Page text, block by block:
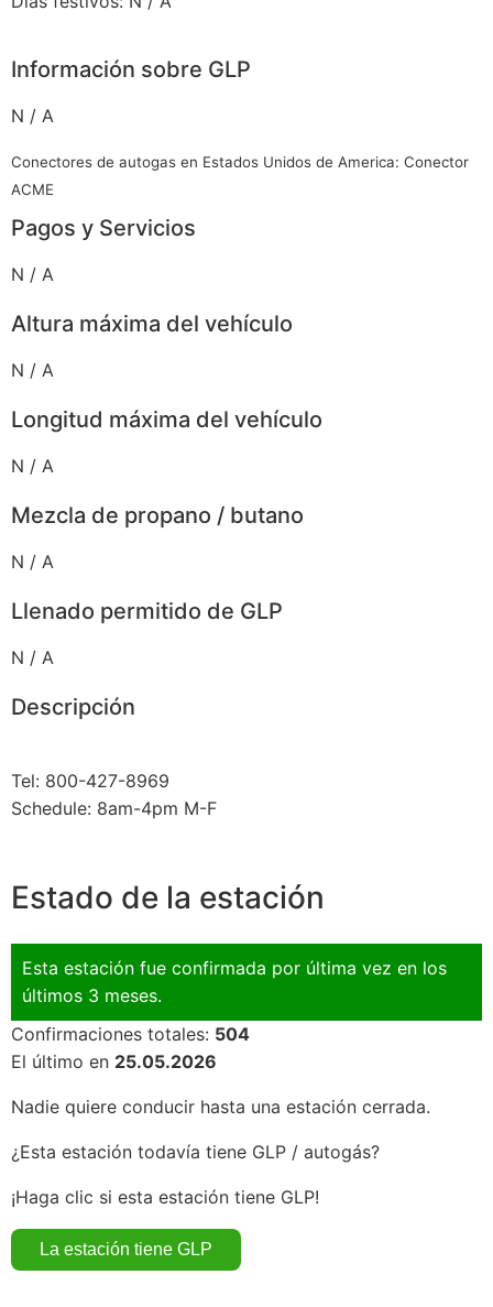
Información sobre GLP
N / A
Conectores de autogas en Estados Unidos de America: Conector
ACME
Pagos y Servicios
N / A
Altura máxima del vehículo
N / A
Longitud máxima del vehículo
N / A
Mezcla de propano / butano
N / A
Llenado permitido de GLP
N / A
Descripción
Tel: 800-427-8969
Schedule: 8am-4pm M-F
Estado de la estación
Esta estación fue confirmada por última vez en los
últimos 3 meses.
Confirmaciones totales: 504
El último en 25.05.2026
Nadie quiere conducir hasta una estación cerrada.
¿Esta estación todavía tiene GLP / autogás?
¡Haga clic si esta estación tiene GLP!